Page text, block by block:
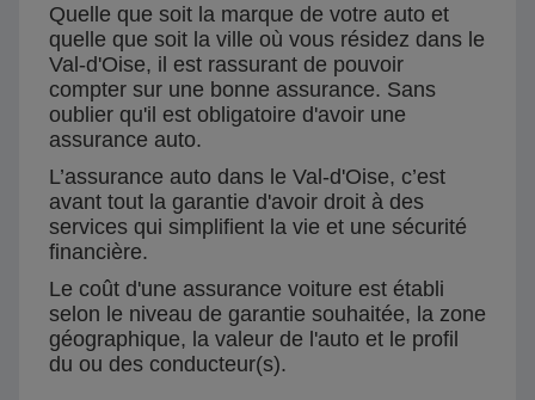
Quelle que soit la marque de votre auto et
quelle que soit la ville où vous résidez dans le
Val-d'Oise, il est rassurant de pouvoir
compter sur une bonne assurance. Sans
oublier qu'il est obligatoire d'avoir une
assurance auto.
L’assurance auto dans le Val-d'Oise, c’est
avant tout la garantie d'avoir droit à des
services qui simplifient la vie et une sécurité
financière.
Le coût d'une assurance voiture est établi
selon le niveau de garantie souhaitée, la zone
géographique, la valeur de l'auto et le profil
du ou des conducteur(s).